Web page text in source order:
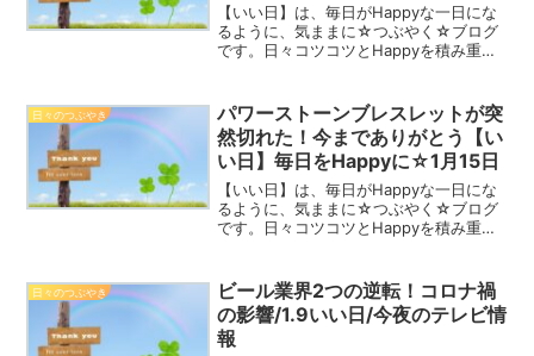
【いい日】は、毎日がHappyな一日にな
るように、気ままに☆つぶやく☆ブログ
です。日々コツコツとHappyを積み重ね
花言葉：愛の告白・真実の愛Happy☆...
日々のつぶやき
パワーストーンブレスレットが突
然切れた！今までありがとう【い
い日】毎日をHappyに☆1月15日
【いい日】は、毎日がHappyな一日にな
るように、気ままに☆つぶやく☆ブログ
です。日々コツコツとHappyを積み重ね
言葉：清楚・一緒に踊ってHappy☆つ
ぶ...
日々のつぶやき
ビール業界2つの逆転！コロナ禍
の影響/1.9いい日/今夜のテレビ情
報